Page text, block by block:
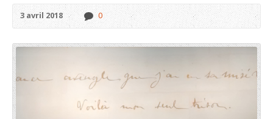
3 avril 2018 0